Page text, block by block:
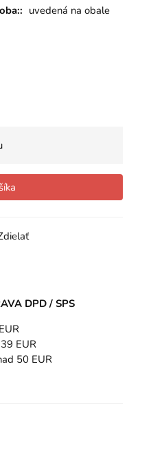
uvedená na obale
DPD / SPS
EUR
50 EUR